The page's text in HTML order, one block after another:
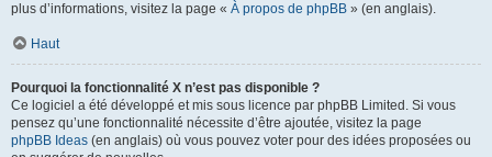
plus d’informations, visitez la page « À propos de phpBB » (en anglais).
Haut
Pourquoi la fonctionnalité X n’est pas disponible ?
Ce logiciel a été développé et mis sous licence par phpBB Limited. Si vous
pensez qu’une fonctionnalité nécessite d’être ajoutée, visitez la page
phpBB Ideas (en anglais) où vous pouvez voter pour des idées proposées ou